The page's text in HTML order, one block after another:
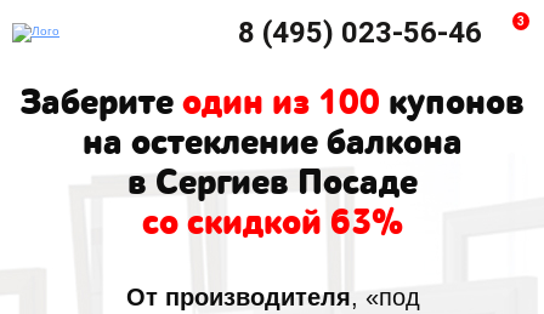
8 (495) 023-56-46 3
Заберитеодин из 100 купонов
на остекление балкона
в Сергиев Посаде
со скидкой 63%
От производителя, «под